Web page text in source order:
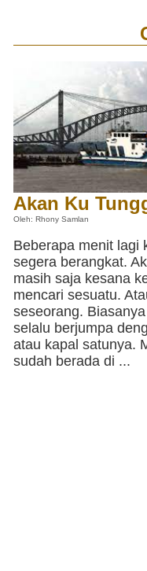
Akan Ku
Oleh: Rhony Samlan
Beberapa menit lagi
segera berangkat.
masih saja kesana
mencari sesuatu.
seseorang.
selalu berjumpa
atau kapal satunya.
sudah berada di ...